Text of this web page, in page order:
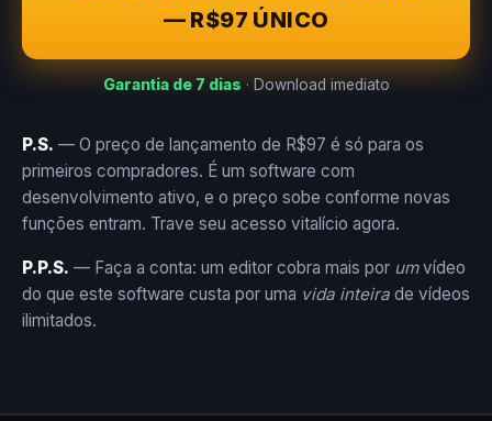
— R$97 ÚNICO
Garantia de 7 dias · Download imediato
P.S. — O preço de lançamento de R$97 é só para os
primeiros compradores. É um software com
desenvolvimento ativo, e o preço sobe conforme novas
funções entram. Trave seu acesso vitalício agora.
P.P.S. — Faça a conta: um editor cobra mais por umvídeo
do que este software custa por uma vida inteira de vídeos
ilimitados.